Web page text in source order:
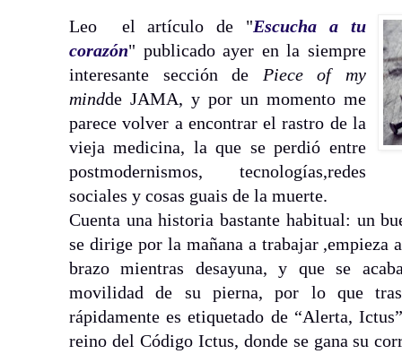
Leo el artículo de "Escucha a tu
corazón" publicado ayer en la siempre
interesante sección de Piece of my
mindde JAMA, y por un momento me
parece volver a encontrar el rastro de la
vieja medicina, la que se perdió entre
postmodernismos, tecnologías,redes
sociales y cosas guais de la muerte.
Cuenta una historia bastante habitual: un
se dirige por la mañana a trabajar ,empieza
brazo mientras desayuna, y que se
movilidad de su pierna, por lo que
rápidamente es etiquetado de “Alerta,
reino del Código Ictus, donde se gana su